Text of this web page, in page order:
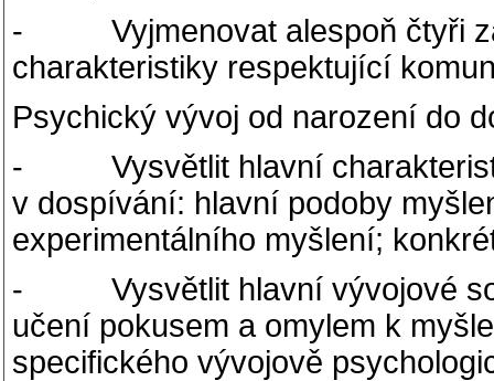
- Vyjmenovat alespoň čtyři
charakteristiky respektující
Psychický vývoj od narození do
- Vysvětlit hlavní
v dospívání: hlavní podoby
experimentálního myšlení;
- Vysvětlit hlavní vývojové
učení pokusem a omylem k
specifického vývojově